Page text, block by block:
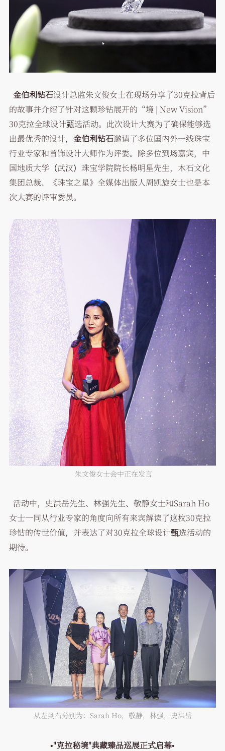
金伯利钻石设计总监朱文俊女士在现场分享了30克拉背后
的故事并介绍了针对这颗珍钻展开的“境 | New Vision”
30克拉全球设计甄选活动。此次设计大赛为了确保能够选
出最优秀的设计， 金伯利钻石邀请了多位国内外一线珠宝
行业专家和首饰设计大师作为评委。除多位到场嘉宾，中
国地质大学（武汉）珠宝学院院长杨明星先生，木石文化
集团总裁、《珠宝之星》全媒体出版人周凯旋女士也是本
次大赛的评审委员。
朱文俊女士会中正在发言
活动中，史洪岳先生、林强先生、敬静女士和Sarah Ho
女士一同从行业专家的角度向所有来宾解读了这枚30克拉
珍钻的传世价值，并表达了对30克拉全球设计甄选活动的
期待。
从左到右分别为：Sarah Ho，敬静，林强，史洪岳
•"克拉秘境"典藏臻品巡展正式启幕•